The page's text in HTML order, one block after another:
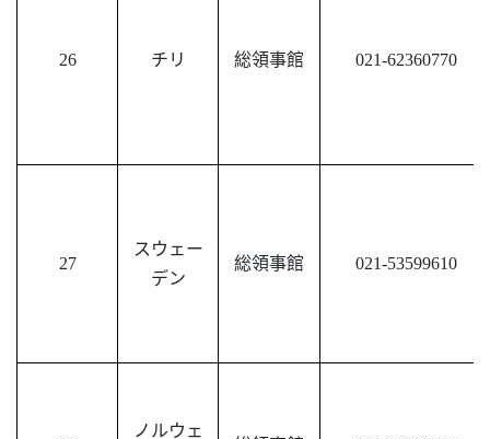
26 チリ 総領事館 021-62360770
27
スウェー
デン
総領事館 021-53599610
ノルウェ